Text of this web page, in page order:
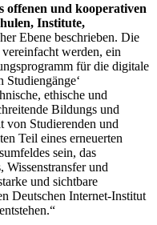
offenen und kooperativen
Institute,
Ebene beschrieben. Die
werden, ein
für die digitale
Studiengänge‘
ethische und
Bildungs­ und
von Studierenden und
Teil eines erneuerten
sein, das
und
und sichtbare
Deutschen Internet-­Institut